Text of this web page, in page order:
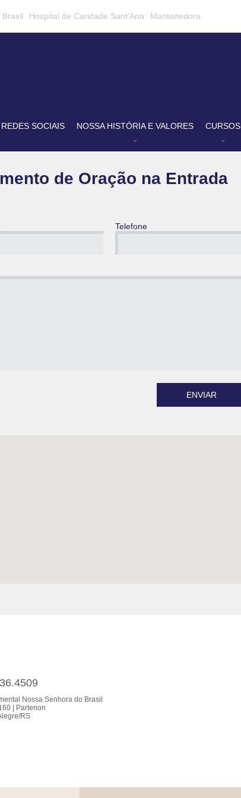
Brasil Hospital de Caridade Sant'Ana Mantenedora
REDES SOCIAIS NOSSA HISTÓRIA E VALORES CURSOS
de Oração na Entrada
Telefone
ENVIAR
Nossa Senhora do Brasil
| Partenon
RS